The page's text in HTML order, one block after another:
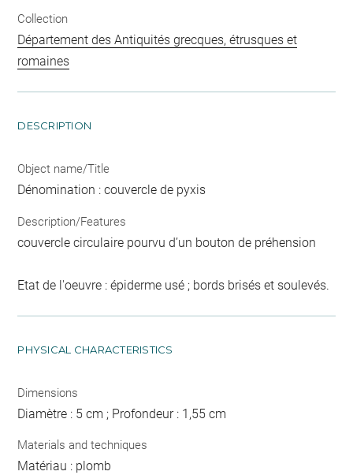
Collection
Département des Antiquités grecques, étrusques et
romaines
DESCRIPTION
Object name/Title
Dénomination : couvercle de pyxis
Description/Features
couvercle circulaire pourvu d’un bouton de préhension
Etat de l'oeuvre : épiderme usé ; bords brisés et soulevés.
PHYSICAL CHARACTERISTICS
Dimensions
Diamètre : 5 cm ; Profondeur : 1,55 cm
Materials and techniques
Matériau : plomb